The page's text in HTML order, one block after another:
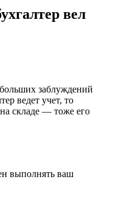
вел
заблуждений
ведет учет, то
складе — тоже его
выполнять ваш